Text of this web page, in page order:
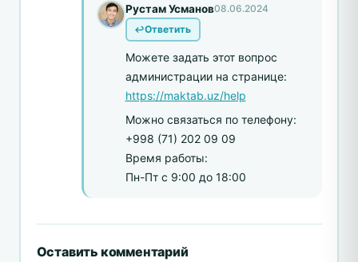
Рустам Усманов08.06.2024
Ответить
Можете задать этот вопрос
администрации на странице:
https://maktab.uz/help
Можно связаться по телефону:
+998 (71) 202 09 09
Время работы:
Пн-Пт с 9:00 до 18:00
Оставить комментарий